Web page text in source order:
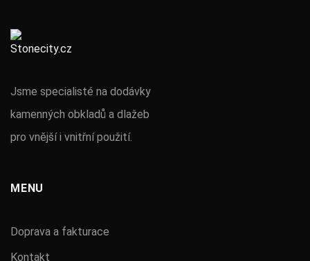
Jsme specialisté na dodávky
kamenných obkladů a dlažeb
pro vnější i vnitřní použití.
MENU
Doprava a fakturace
Kontakt